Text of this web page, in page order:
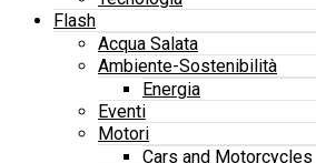
Flash
Acqua Salata
Ambiente-Sostenibilità
Energia
Eventi
Motori
Cars and Motorcycles